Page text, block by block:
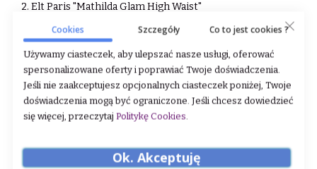
2. Elt Paris "Mathilda Glam High Waist"
Wykonane z dwuwarstwowego materiału-odpornego na
wodę i zabrudzenia od zewnątrzoraz miękkiego i
przyjemnego od wewnątrz. Gwarantują wyjątkowy
komfort i trwałość.Tkanina o właściwościach
kompresyjnych delikatnie modeluje sylwetkę,
podkreślająckobiece kształty bez ograniczania swobody
ruchu. Bryczesy są odporne naodkształcenia i blaknięcie,
telefon i ozdobione subtelnymi diamencikami oraz
guziczkami z tyłu. Elastycznezakończenia nogawek
Cookies Szczegóły Co to jest cookies ?
Używamy ciasteczek, aby ulepszać nasze usługi, oferować
spersonalizowane oferty i poprawiać Twoje doświadczenia.
Jeśli nie zaakceptujesz opcjonalnych ciasteczek poniżej, Twoje
doświadczenia mogą być ograniczone. Jeśli chcesz dowiedzieć
się więcej, przeczytaj Politykę Cookies.
Ok. Akceptuję